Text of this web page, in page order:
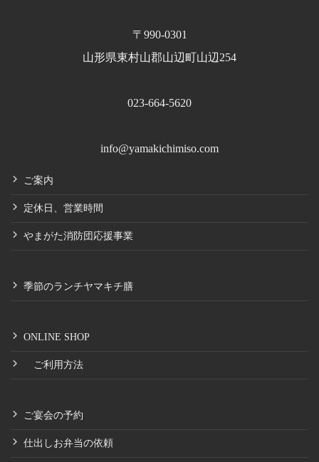
〒990-0301
山形県東村山郡山辺町山辺254
023-664-5620
info@yamakichimiso.com
ご案内
定休日、営業時間
やまがた消防団応援事業
季節のランチヤマキチ膳
ONLINE SHOP
ご利用方法
ご宴会の予約
仕出しお弁当の依頼